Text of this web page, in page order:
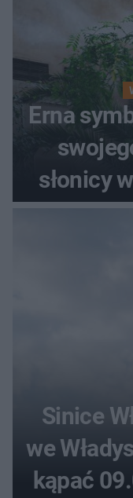
Erna
słonicy
Sinice
we
kąpać